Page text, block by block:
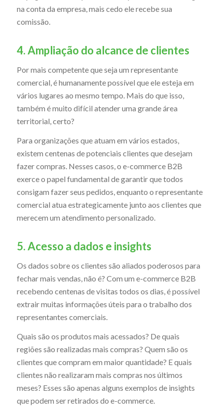
na conta da empresa, mais cedo ele recebe sua
comissão.
4. Ampliação do alcance de clientes
Por mais competente que seja um representante
comercial, é humanamente possível que ele esteja em
vários lugares ao mesmo tempo. Mais do que isso,
também é muito difícil atender uma grande área
territorial, certo?
Para organizações que atuam em vários estados,
existem centenas de potenciais clientes que desejam
fazer compras. Nesses casos, o e-commerce B2B
exerce o papel fundamental de garantir que todos
consigam fazer seus pedidos, enquanto o representante
comercial atua estrategicamente junto aos clientes que
merecem um atendimento personalizado.
5. Acesso a dados e insights
Os dados sobre os clientes são aliados poderosos para
fechar mais vendas, não é? Com um e-commerce B2B
recebendo centenas de visitas todos os dias, é possível
extrair muitas informações úteis para o trabalho dos
representantes comerciais.
Quais são os produtos mais acessados? De quais
regiões são realizadas mais compras? Quem são os
clientes que compram em maior quantidade? E quais
clientes não realizaram mais compras nos últimos
meses? Esses são apenas alguns exemplos de insights
que podem ser retirados do e-commerce.